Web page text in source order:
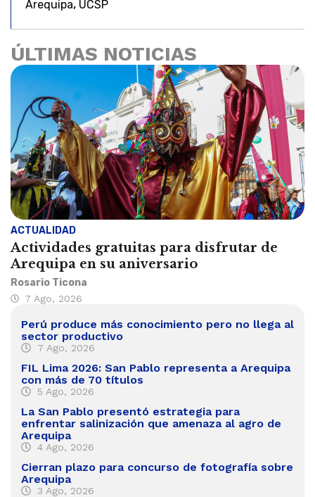
Arequipa, UCSP
ÚLTIMAS NOTICIAS
ACTUALIDAD
Actividades gratuitas para disfrutar de
Arequipa en su aniversario
Rosario Ticona
7 Ago, 2026
Perú produce más conocimiento pero no llega al
sector productivo
7 Ago, 2026
FIL Lima 2026: San Pablo representa a Arequipa
con más de 70 títulos
5 Ago, 2026
La San Pablo presentó estrategia para
enfrentar salinización que amenaza al agro de
Arequipa
4 Ago, 2026
Cierran plazo para concurso de fotografía sobre
Arequipa
3 Ago, 2026